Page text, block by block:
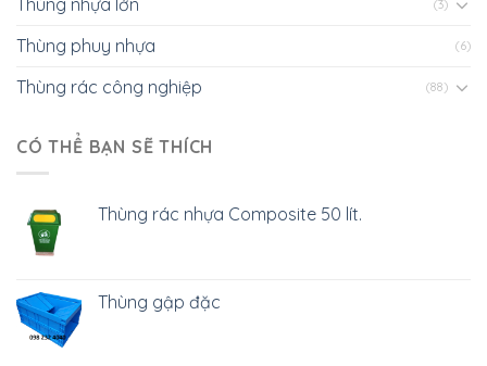
(3)
Thùng phuy nhựa (6)
Thùng rác công nghiệp (88)
CÓ THỂ BẠN SẼ THÍCH
Thùng rác nhựa Composite 50 lít.
Thùng gập đặc